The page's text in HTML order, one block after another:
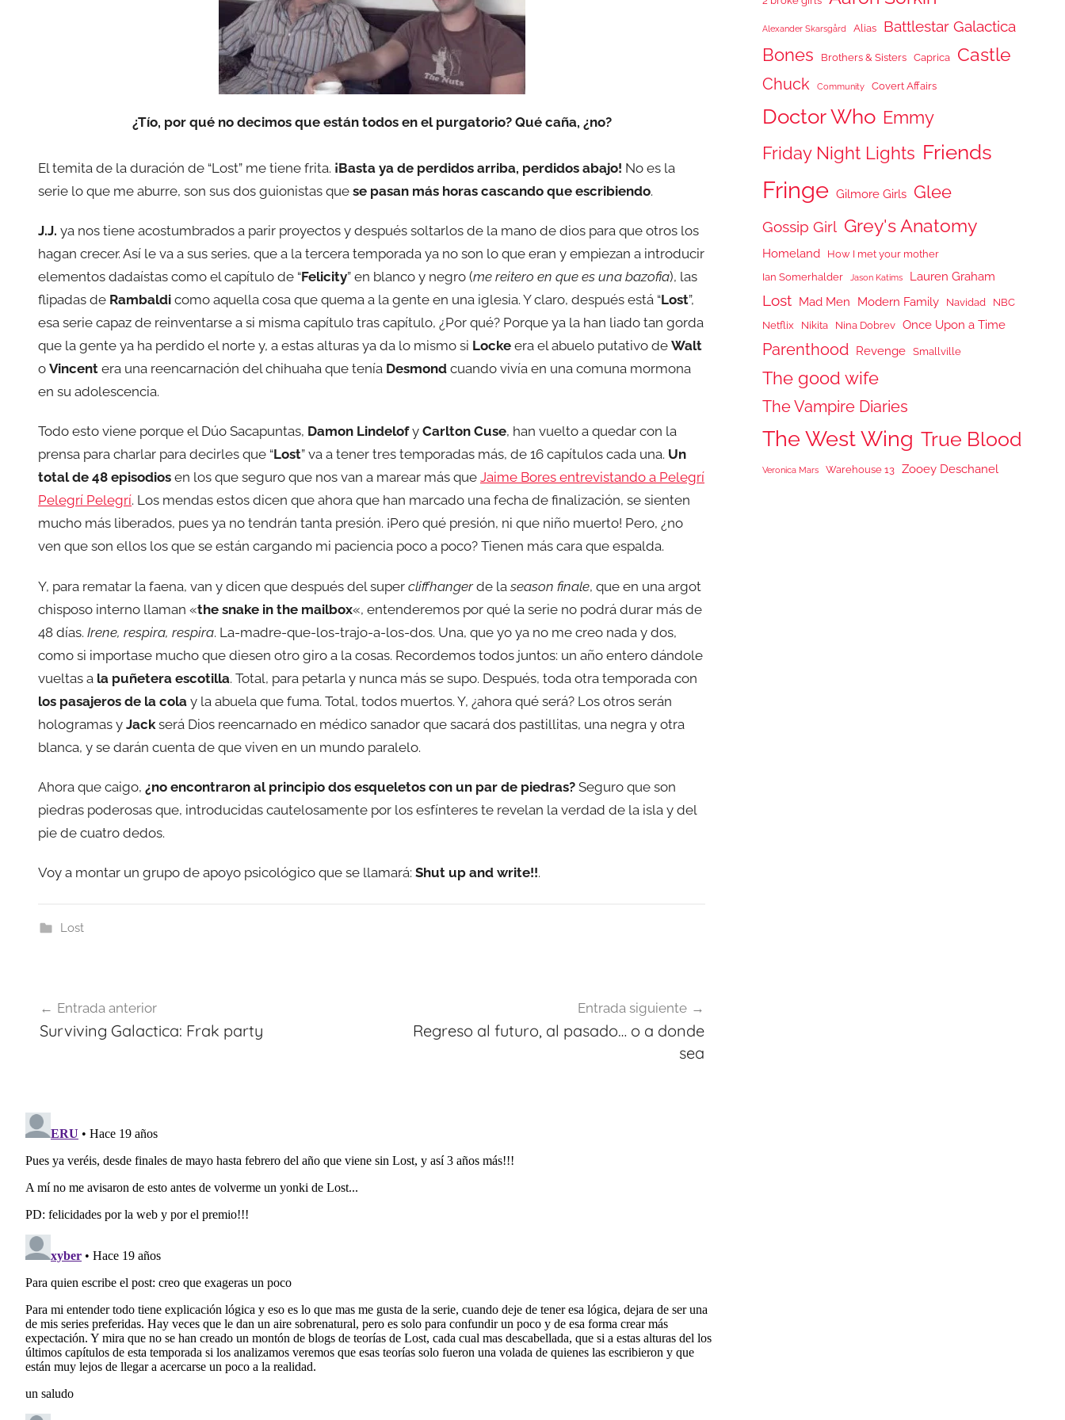
¿Tío, por qué no decimos que están todos en el purgatorio? Qué caña, ¿no?
El temita de la duración de “Lost” me tiene frita. ¡Basta ya de perdidos arriba, perdidos abajo! No es la
serie lo que me aburre, son sus dos guionistas que se pasan más horas cascando que escribiendo.
J.J. ya nos tiene acostumbrados a parir proyectos y después soltarlos de la mano de dios para que otros los
hagan crecer. Así le va a sus series, que a la tercera temporada ya no son lo que eran y empiezan a introducir
elementos dadaístas como el capítulo de “Felicity” en blanco y negro (me reitero en que es una bazofia), las
flipadas de Rambaldi como aquella cosa que quema a la gente en una iglesia. Y claro, después está “Lost”,
esa serie capaz de reinventarse a si misma capítulo tras capítulo, ¿Por qué? Porque ya la han liado tan gorda
que la gente ya ha perdido el norte y, a estas alturas ya da lo mismo si Locke era el abuelo putativo de Walt
o Vincent era una reencarnación del chihuaha que tenía Desmond cuando vivía en una comuna mormona
en su adolescencia.
Todo esto viene porque el Dúo Sacapuntas, Damon Lindelofy Carlton Cuse, han vuelto a quedar con la
prensa para charlar para decirles que “Lost” va a tener tres temporadas más, de 16 capítulos cada una. Un
total de 48 episodios en los que seguro que nos van a marear más que Jaime Bores entrevistando a Pelegrí
Pelegrí Pelegrí. Los mendas estos dicen que ahora que han marcado una fecha de finalización, se sienten
mucho más liberados, pues ya no tendrán tanta presión. ¡Pero qué presión, ni que niño muerto! Pero, ¿no
ven que son ellos los que se están cargando mi paciencia poco a poco? Tienen más cara que espalda.
Y, para rematar la faena, van y dicen que después del super cliffhangerde laseason finale, que en una argot
chisposo interno llaman «the snake in the mailbox«, entenderemos por qué la serie no podrá durar más de
48 días. Irene, respira, respira. La-madre-que-los-trajo-a-los-dos. Una, que yo ya no me creo nada y dos,
como si importase mucho que diesen otro giro a la cosas. Recordemos todos juntos: un año entero dándole
vueltas a la puñetera escotilla. Total, para petarla y nunca más se supo. Después, toda otra temporada con
los pasajeros de la cola y la abuela que fuma. Total, todos muertos. Y, ¿ahora qué será? Los otros serán
hologramas y Jack será Dios reencarnado en médico sanador que sacará dos pastillitas, una negra y otra
blanca, y se darán cuenta de que viven en un mundo paralelo.
Ahora que caigo, ¿no encontraron al principio dos esqueletos con un par de piedras? Seguro que son
piedras poderosas que, introducidas cautelosamente por los esfínteres te revelan la verdad de la isla y del
pie de cuatro dedos.
Voy a montar un grupo de apoyo psicológico que se llamará: Shut up and write!!.
Lost
de
entradas
Entrada anterior
Surviving Galactica: Frak party
Entrada siguiente
Regreso al futuro, al pasado… o a donde
sea
Alexander Skarsgård Alias Battlestar Galactica
Bones Brothers & Sisters Caprica Castle
Chuck Community Covert Affairs
Doctor Who Emmy
Friday Night Lights Friends
Fringe Gilmore Girls Glee
Gossip Girl Grey's Anatomy
Homeland
How I met your mother
Ian Somerhalder
Jason Katims Lauren Graham
Lost Mad Men Modern Family Navidad
NBC
Netflix
Nikita Nina Dobrev Once Upon a Time
Parenthood Revenge Smallville
The good wife
The Vampire Diaries
The West Wing True Blood
Veronica Mars Warehouse 13 Zooey Deschanel